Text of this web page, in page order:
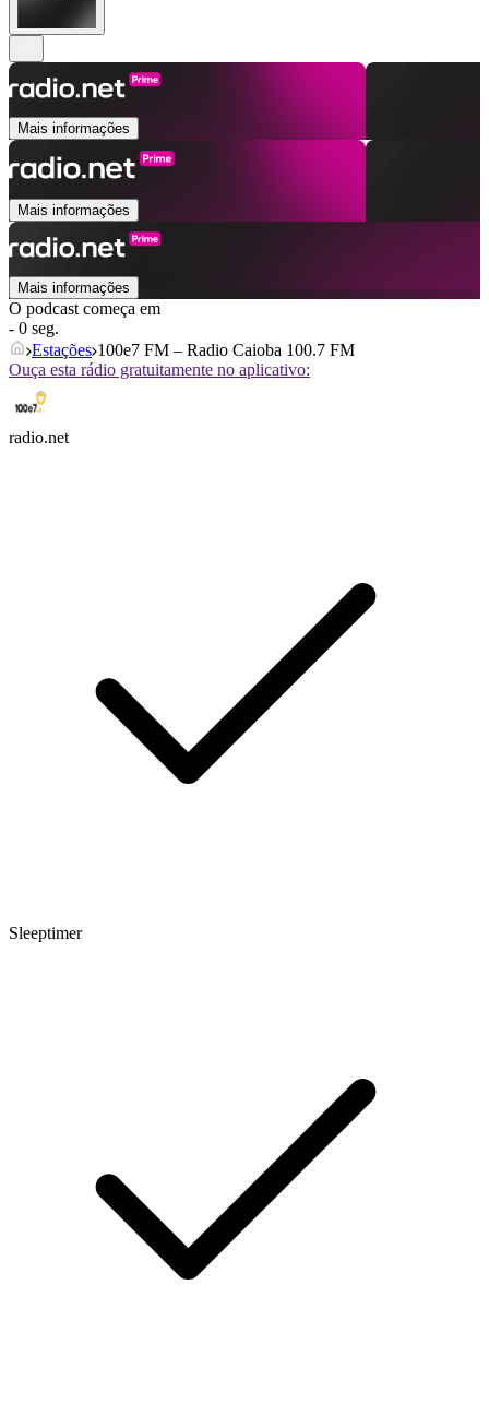
Mais informações
Mais informações
Mais informações
O podcast começa em
- 0 seg.
Estações 100e7 FM – Radio Caioba 100.7 FM
Ouça esta rádio gratuitamente no aplicativo:
radio.net
Sleeptimer